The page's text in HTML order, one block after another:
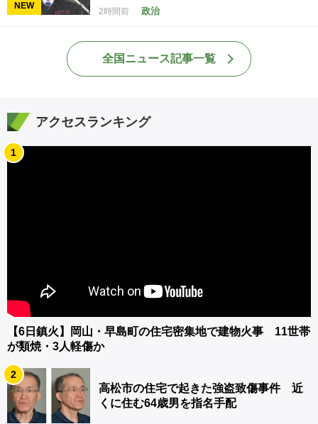
NEW
2時間前 政治
全国ニュース記事一覧
アクセスランキング
1
【6日鎮火】岡山・早島町の住宅密集地で建物火事 11世帯
が類焼・3人軽傷か
2
高松市の住宅で起きた強盗致傷事件 近
くに住む64歳男を指名手配